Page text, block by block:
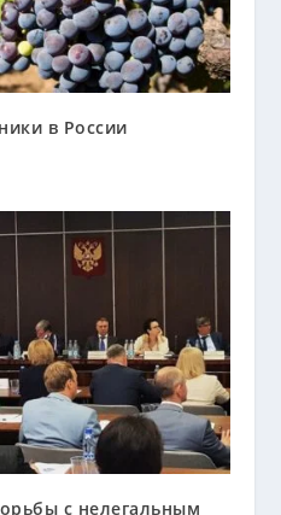
в России
с нелегальным